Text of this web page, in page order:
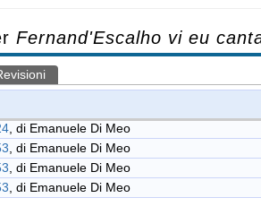
Fernand'Escalho vi eu
, di Emanuele Di Meo
, di Emanuele Di Meo
, di Emanuele Di Meo
, di Emanuele Di Meo